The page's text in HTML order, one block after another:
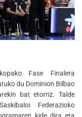
Fase Finalera
du Dominion Bilbao
bat etorriz. Talde
Federazioko